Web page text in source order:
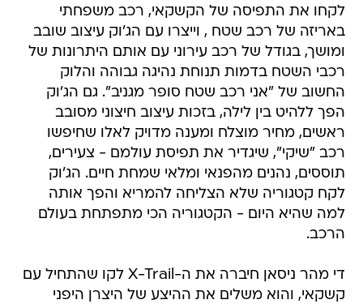
לקחו את התפיסה של הקשקאי, רכב משפחתי
באריזה של רכב שטח , וייצרו עם הג'וק עיצוב שובב
ומושך, בגודל של רכב עירוני עם אותם היתרונות של
רכבי השטח בדמות תנוחת נהיגה גבוהה והלוק
החשוב של "אני רכב שטח סופר מגניב". גם הג'וק
הפך ללהיט בין לילה, בזכות עיצוב חיצוני מסובב
ראשים, מחיר מוצלח ומענה מדויק לאלו שחיפשו
רכב "שיקי", שיגדיר את תפיסת עולמם - צעירים,
תוססים, נהנים מהפנאי ומלאי שמחת חיים. הג'וק
לקח קטגוריה שלא הצליחה להמריא והפך אותה
למה שהיא היום - הקטגוריה הכי מתפתחת בעולם
הרכב.
די מהר ניסאן חיברה את ה-X-Trail לקו שהתחיל עם
קשקאי, והוא משלים את ההיצע של היצרן היפני